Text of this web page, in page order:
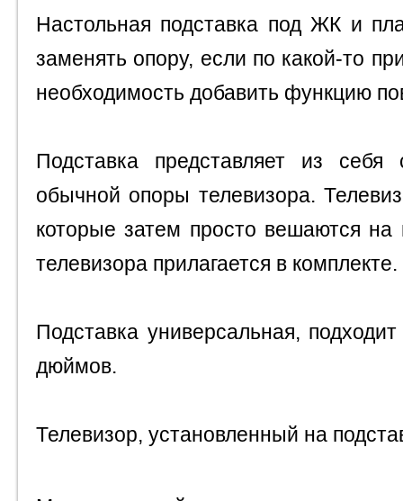
Настольная подставка под ЖК и
заменять опору, если по какой-то
необходимость добавить функцию
Подставка представляет из
обычной опоры телевизора.
которые затем просто вешаются
телевизора прилагается в комплекте.
Подставка универсальная,
дюймов.
Телевизор, установленный на